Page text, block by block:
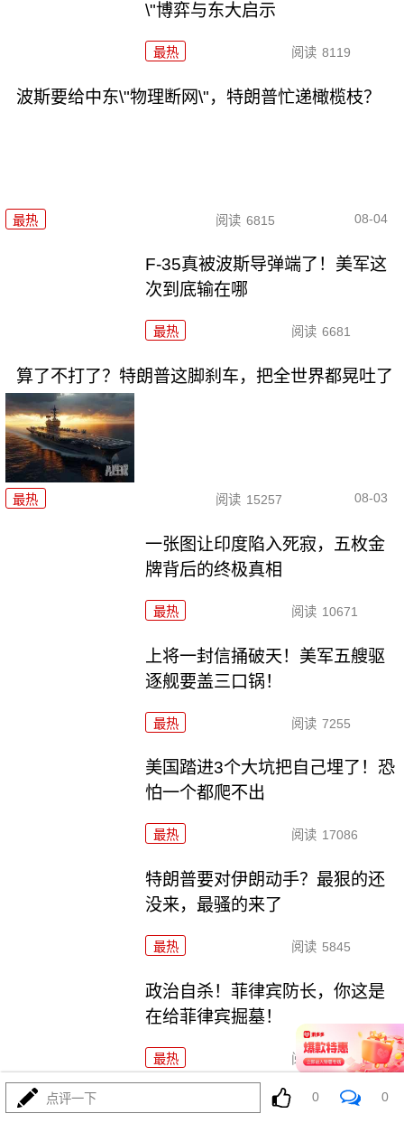
\"博弈与东大启示
最热 阅读 8119
波斯要给中东\"物理断网\"，特朗普忙递橄榄枝？
最热 阅读 6815 08-04
F-35真被波斯导弹端了！美军这
次到底输在哪
最热 阅读 6681
算了不打了？特朗普这脚刹车，把全世界都晃吐了
最热 阅读 15257 08-03
一张图让印度陷入死寂，五枚金
牌背后的终极真相
最热 阅读 10671
上将一封信捅破天！美军五艘驱
逐舰要盖三口锅！
最热 阅读 7255
美国踏进3个大坑把自己埋了！恐
怕一个都爬不出
最热 阅读 17086
特朗普要对伊朗动手？最狠的还
没来，最骚的来了
最热 阅读 5845
政治自杀！菲律宾防长，你这是
在给菲律宾掘墓！
最热 阅读 6916
特朗普这狼来了连演十遍，伊
点评一下 0 0